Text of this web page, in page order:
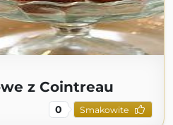
z Cointreau
0 Smakowite